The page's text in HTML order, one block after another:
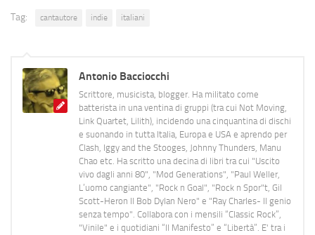
Tag: cantautore indie italiani
Antonio Bacciocchi
Scrittore, musicista, blogger. Ha militato come
batterista in una ventina di gruppi (tra cui Not Moving,
Link Quartet, Lilith), incidendo una cinquantina di dischi
e suonando in tutta Italia, Europa e USA e aprendo per
Clash, Iggy and the Stooges, Johnny Thunders, Manu
Chao etc. Ha scritto una decina di libri tra cui "Uscito
vivo dagli anni 80", "Mod Generations", "Paul Weller,
L’uomo cangiante", "Rock n Goal", "Rock n Spor"t, Gil
Scott-Heron Il Bob Dylan Nero" e "Ray Charles- Il genio
senza tempo". Collabora con i mensili “Classic Rock”,
"Vinile" e i quotidiani “Il Manifesto” e “Libertà”. E' tra i